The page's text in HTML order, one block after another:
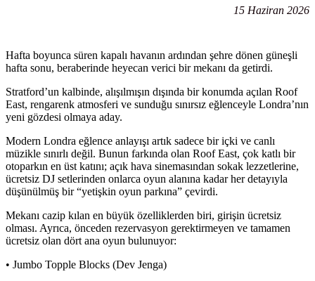
15 Haziran 2026
Hafta boyunca süren kapalı havanın ardından şehre dönen güneşli
hafta sonu, beraberinde heyecan verici bir mekanı da getirdi.
Stratford’un kalbinde, alışılmışın dışında bir konumda açılan Roof
East, rengarenk atmosferi ve sunduğu sınırsız eğlenceyle Londra’nın
yeni gözdesi olmaya aday.
Modern Londra eğlence anlayışı artık sadece bir içki ve canlı
müzikle sınırlı değil. Bunun farkında olan Roof East, çok katlı bir
otoparkın en üst katını; açık hava sinemasından sokak lezzetlerine,
ücretsiz DJ setlerinden onlarca oyun alanına kadar her detayıyla
düşünülmüş bir “yetişkin oyun parkına” çevirdi.
Mekanı cazip kılan en büyük özelliklerden biri, girişin ücretsiz
olması. Ayrıca, önceden rezervasyon gerektirmeyen ve tamamen
ücretsiz olan dört ana oyun bulunuyor:
• Jumbo Topple Blocks (Dev Jenga)